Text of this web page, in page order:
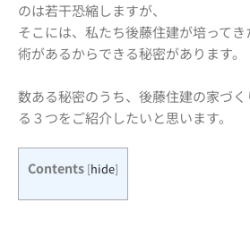
のは若干恐縮しますが、
そこには、私たち後藤住建が培って
術があるからできる秘密があります。
数ある秘密のうち、後藤住建の家づ
る３つをご紹介したいと思います。
Contents [hide]